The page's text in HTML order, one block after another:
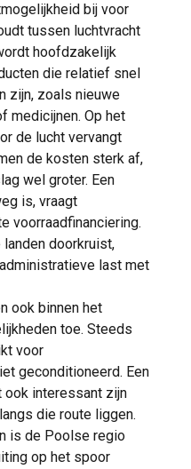
bij voor
tussen luchtvracht
hoofdzakelijk
die relatief snel
zijn, zoals nieuwe
medicijnen. Op het
de lucht vervangt
de kosten sterk af,
wel groter. Een
is, vraagt
voorraadfinanciering.
landen doorkruist,
last met
ook binnen het
toe. Steeds
voor
geconditioneerd. Een
ook interessant zijn
die route liggen.
is de Poolse regio
op het spoor